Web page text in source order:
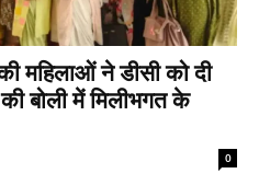
महिलाओं ने डीसी को दी
बोली में मिलीभगत के
0